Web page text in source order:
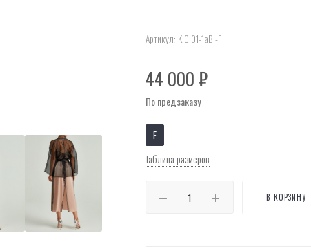
Артикул: KiCl01-1aBl-F
44 000₽
По предзаказу
F
Таблица размеров
В КОРЗИНУ